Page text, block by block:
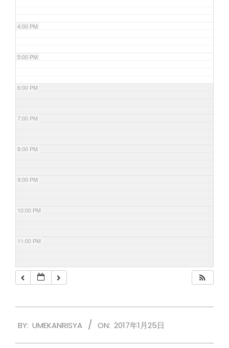
4:00 PM
5:00 PM
6:00 PM
7:00 PM
8:00 PM
9:00 PM
10:00 PM
11:00 PM
01-
BY: UMEKANRISYA ON: 2017年1月25日